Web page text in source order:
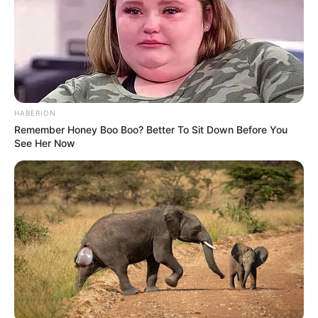
HABERION
Remember Honey Boo Boo? Better To Sit Down Before You
See Her Now